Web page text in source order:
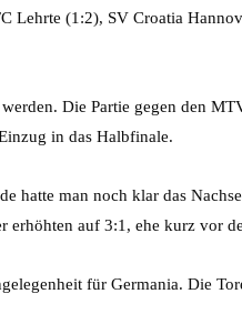
Lehrte (1:2), SV Croatia
Die Partie gegen den
in das Halbfinale.
man noch klar das
erhöhten auf 3:1, ehe kurz vor
für Germania. Die